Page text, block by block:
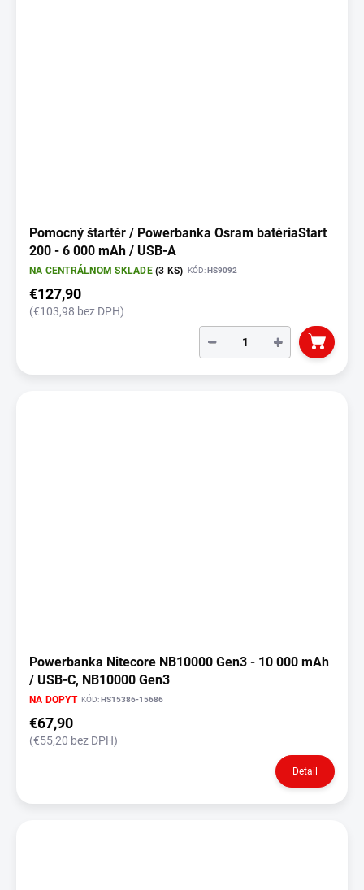
Pomocný štartér / Powerbanka Osram batériaStart
200 - 6 000 mAh / USB-A
NA CENTRÁLNOM SKLADE(3 KS) KÓD:HS9092
€127,90
(€103,98 bez DPH)
+
−
Powerbanka Nitecore NB10000 Gen3 - 10 000 mAh
/ USB-C, NB10000 Gen3
NA DOPYT KÓD:HS15386-15686
€67,90
(€55,20 bez DPH)
Detail